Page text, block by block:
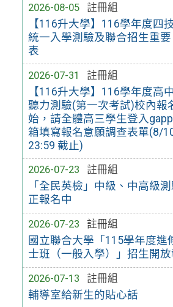
2026-08-05
註冊組
【116升大學】116學年度四
統一入學測驗及聯合招生重要
表
2026-07-31
註冊組
【116升大學】116學年度高
聽力測驗(第一次考試)校內報
始，請全體高三學生登入
箱填寫報名意願調查表單(8/
23:59 截止)
2026-07-23
註冊組
「全民英檢」中級、中高級
正報名中
2026-07-23
註冊組
國立聯合大學「115學年度進
士班（一般入學）」招生開放
2026-07-13
註冊組
輔導室給新生的貼心話